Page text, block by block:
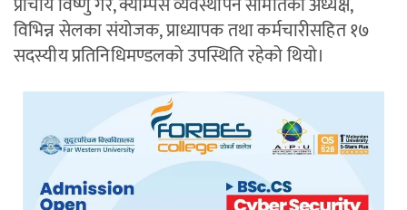
विभिन्न सेलका संयोजक, प्राध्यापक तथा कर्मचारीसहित १७
सदस्यीय प्रतिनिधिमण्डलको उपस्थिति रहेको थियो।